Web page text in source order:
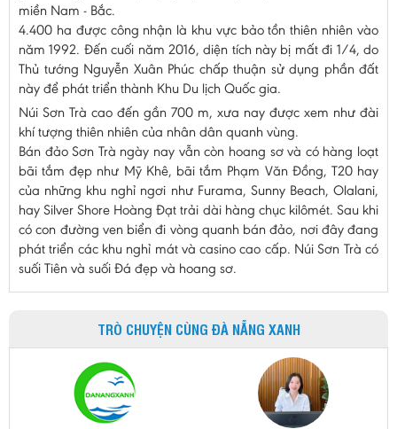
miền Nam - Bắc.
4.400 ha được công nhận là khu vực bảo tồn thiên nhiên vào
năm 1992. Đến cuối năm 2016, diện tích này bị mất đi 1/4, do
Thủ tướng Nguyễn Xuân Phúc chấp thuận sử dụng phần đất
này để phát triển thành Khu Du lịch Quốc gia.
Núi Sơn Trà cao đến gần 700 m, xưa nay được xem như đài
khí tượng thiên nhiên của nhân dân quanh vùng.
Bán đảo Sơn Trà ngày nay vẫn còn hoang sơ và có hàng loạt
bãi tắm đẹp như Mỹ Khê, bãi tắm Phạm Văn Đồng, T20 hay
của những khu nghỉ ngơi như Furama, Sunny Beach, Olalani,
hay Silver Shore Hoàng Đạt trải dài hàng chục kilômét. Sau khi
có con đường ven biển đi vòng quanh bán đảo, nơi đây đang
phát triển các khu nghỉ mát và casino cao cấp. Núi Sơn Trà có
suối Tiên và suối Đá đẹp và hoang sơ.
TRÒ CHUYỆN CÙNG ĐÀ NẴNG XANH